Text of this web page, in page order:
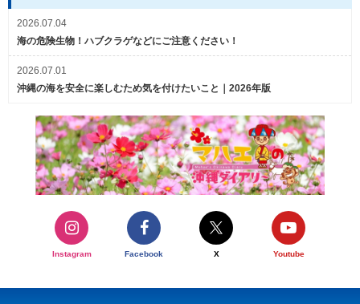
2026.07.04
海の危険生物！ハブクラゲなどにご注意ください！
2026.07.01
沖縄の海を安全に楽しむため気を付けたいこと｜2026年版
Instagram Facebook X Youtube